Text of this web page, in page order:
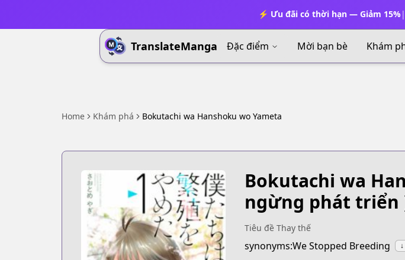
⚡ Ưu đãi có thời hạn — Giảm 15%|
TranslateManga Đặc điểm Mời bạn bè Khám
Home Khám phá Bokutachi wa Hanshoku wo Yameta
Bokutachi wa
ngừng phát triển
Tiêu đề Thay thế
synonyms:We Stopped Breeding ↓